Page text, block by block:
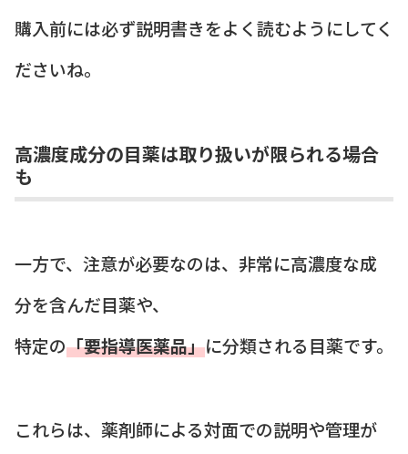
購入前には必ず説明書きをよく読むようにしてく
ださいね。
高濃度成分の目薬は取り扱いが限られる場合
も
一方で、注意が必要なのは、非常に高濃度な成
分を含んだ目薬や、
特定の「要指導医薬品」に分類される目薬です。
これらは、薬剤師による対面での説明や管理が